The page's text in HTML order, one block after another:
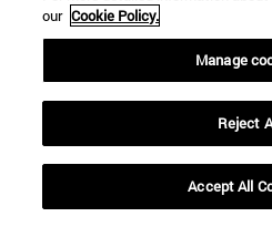
our Cookie Policy.
Manage
Reject
Accept All